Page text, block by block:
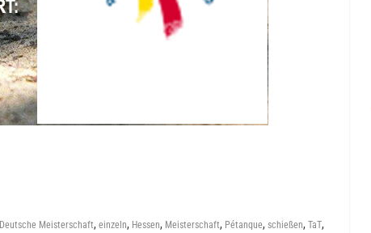
Deutsche Meisterschaft, einzeln, Hessen, Meisterschaft, Pétanque, schießen, TaT,